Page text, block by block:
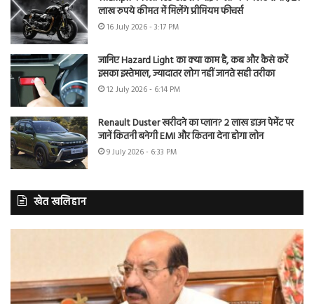
लाख रुपये कीमत में मिलेंगे प्रीमियम फीचर्स
16 July 2026 - 3:17 PM
जानिए Hazard Light का क्या काम है, कब और कैसे करें
इसका इस्तेमाल, ज्यादातर लोग नहीं जानते सही तरीका
12 July 2026 - 6:14 PM
Renault Duster खरीदने का प्लान? 2 लाख डाउन पेमेंट पर
जानें कितनी बनेगी EMI और कितना देना होगा लोन
9 July 2026 - 6:33 PM
खेत खलिहान